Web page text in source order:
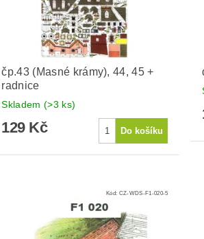
čp.43 (Masné krámy), 44, 45 +
radnice
Skladem (>3 ks)
129 Kč
Kód: CZ-WDS-F1-020-5